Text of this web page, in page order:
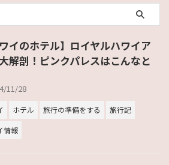
ワイのホテル】ロイヤルハワイア
解剖！ピンクパレスはこんなと
11/28
ホテル 旅行の準備をする
旅行記
情報